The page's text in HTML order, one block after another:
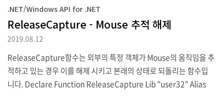
32 ▶VB.NET 선언 Private Const SHERB_NOCONFIRMATION
= &H1 Private Const SHERB_NOPROGRESSUI = &H2 Privat
e Const SHERB_NOSOUND = &H4 SHEmptyRecycleBin(Me.
.NET/Windows API for .NET
ReleaseCapture - Mouse 추적 해제
2019.08.12
ReleaseCapture함수는 외부의 특정 객체가 Mouse의 움직임을 추
적하고 있는 경우 이를 해제 시키고 본래의 상태로 되돌리는 함수입
니다. Declare Function ReleaseCapture Lib "user32" Alias